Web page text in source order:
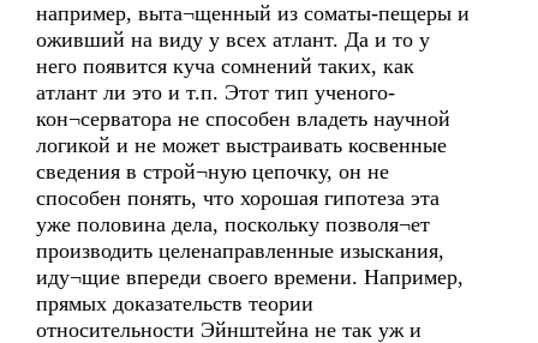
например, выта¬щенный из соматы-пещеры и
оживший на виду у всех атлант. Да и то у
него появится куча сомнений таких, как
атлант ли это и т.п. Этот тип ученого-
кон¬серватора не способен владеть научной
логикой и не может выстраивать косвенные
сведения в строй¬ную цепочку, он не
способен понять, что хорошая гипотеза эта
уже половина дела, поскольку позволя¬ет
производить целенаправленные изыскания,
иду¬щие впереди своего времени. Например,
прямых доказательств теории
относительности Эйнштейна не так уж и